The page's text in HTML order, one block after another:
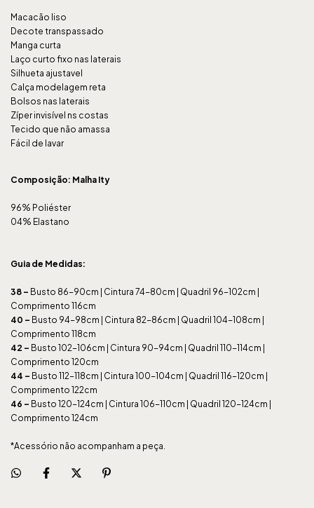
Macacão liso
Decote transpassado
Manga curta
Laço curto fixo nas laterais
Silhueta ajustavel
Calça modelagem reta
Bolsos nas laterais
Zíper invisível ns costas
Tecido que não amassa
Fácil de lavar
Composição: Malha Ity
96% Poliéster
04% Elastano
Guia de Medidas:
38 – Busto 86-90cm | Cintura 74-80cm | Quadril 96-102cm |
Comprimento 116cm
40 – Busto 94-98cm | Cintura 82-86cm | Quadril 104-108cm |
Comprimento 118cm
42 – Busto 102-106cm | Cintura 90-94cm | Quadril 110-114cm |
Comprimento 120cm
44 – Busto 112-118cm | Cintura 100-104cm | Quadril 116-120cm |
Comprimento 122cm
46 – Busto 120-124cm | Cintura 106-110cm | Quadril 120-124cm |
Comprimento 124cm
*Acessório não acompanham a peça.